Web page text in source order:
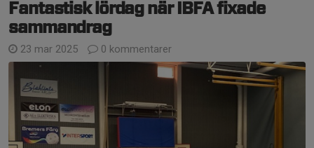
Fantastisk lördag när IBFA fixade
sammandrag
23 mar 2025 0 kommentarer